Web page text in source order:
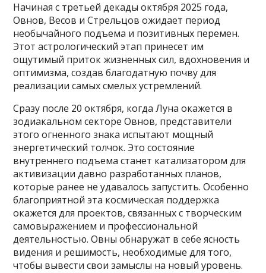
Начиная с третьей декады октября 2025 года,
Овнов, Весов и Стрельцов ожидает период
необычайного подъема и позитивных перемен.
Этот астрологический этап принесет им
ощутимый приток жизненных сил, вдохновения и
оптимизма, создав благодатную почву для
реализации самых смелых устремлений.
Сразу после 20 октября, когда Луна окажется в
зодиакальном секторе Овнов, представители
этого огненного знака испытают мощный
энергетический толчок. Это состояние
внутреннего подъема станет катализатором для
активизации давно разработанных планов,
которые ранее не удавалось запустить. Особенно
благоприятной эта космическая поддержка
окажется для проектов, связанных с творческим
самовыражением и профессиональной
деятельностью. Овны обнаружат в себе ясность
видения и решимость, необходимые для того,
чтобы вывести свои замыслы на новый уровень.